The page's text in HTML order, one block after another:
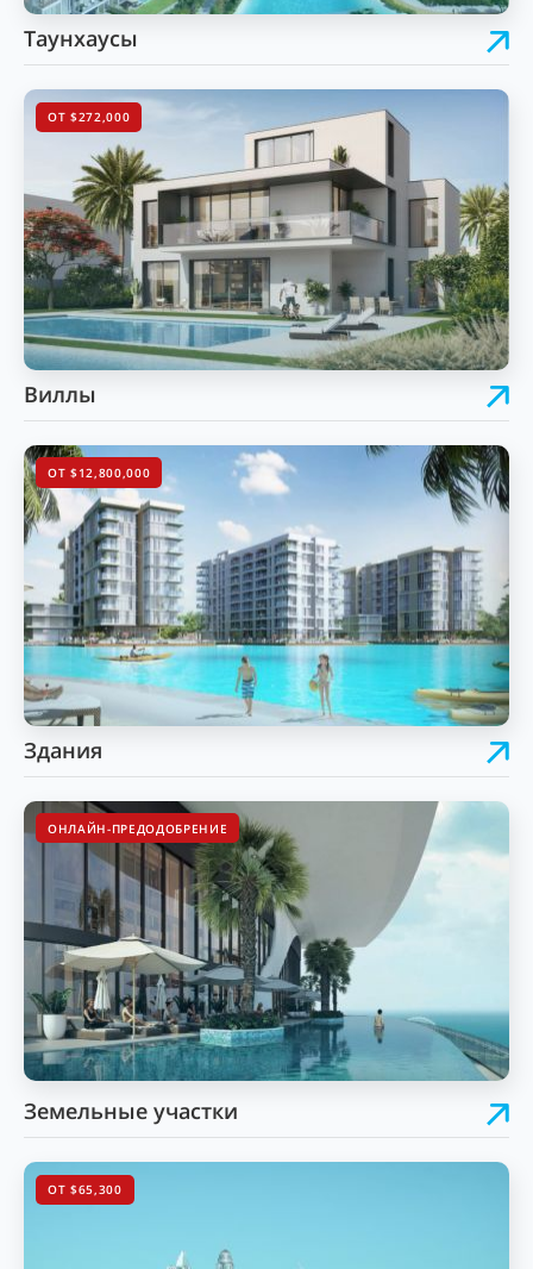
Таунхаусы
ОТ $272,000
Виллы
ОТ $12,800,000
Здания
ОНЛАЙН-ПРЕДОДОБРЕНИЕ
Земельные участки
ОТ $65,300